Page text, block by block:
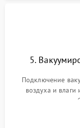
5.
Подключение
воздуха и влаги
дозированным
электронным